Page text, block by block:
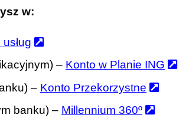
w:
– Konto w Planie ING
– Konto Przekorzystne
banku) – Millennium 360º